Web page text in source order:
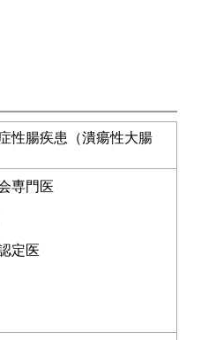
性腸疾患（潰瘍性大腸
専門医
定医